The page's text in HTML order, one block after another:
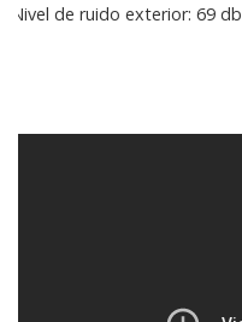
Nivel de ruido exterior: 69 db